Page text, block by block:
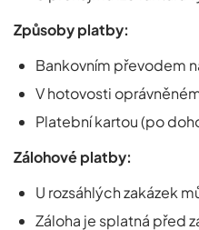
Způsoby platby:
Bankovním převodem
V hotovosti
Platební kartou (po
Zálohové platby:
U rozsáhlých zakázek
Záloha je splatná před